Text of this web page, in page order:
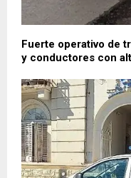
Fuerte operativo de
y conductores con